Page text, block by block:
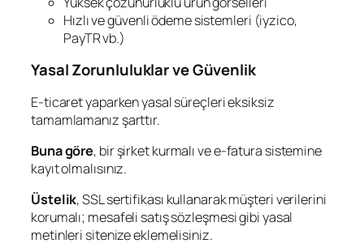
Hızlı ve güvenli ödeme sistemleri (iyzico,
PayTR vb.)
Yasal Zorunluluklar ve Güvenlik
E-ticaret yaparken yasal süreçleri eksiksiz
tamamlamanız şarttır.
Buna göre, bir şirket kurmalı ve e-fatura sistemine
kayıt olmalısınız.
Üstelik, SSL sertifikası kullanarak müşteri verilerini
korumalı; mesafeli satış sözleşmesi gibi yasal
metinleri sitenize eklemelisiniz.